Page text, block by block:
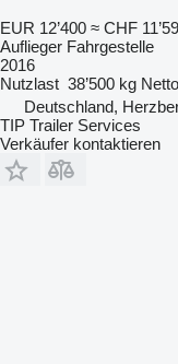
EUR 12’400 ≈ CHF
Auflieger Fahrgestelle
2016
Nutzlast 38’500 kg
Deutschland,
TIP Trailer Services
Verkäufer kontaktieren